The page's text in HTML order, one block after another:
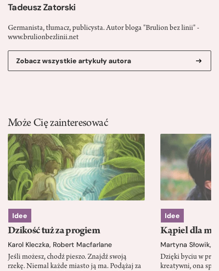
Tadeusz Zatorski
Germanista, tłumacz, publicysta. Autor bloga "Brulion bez linii" -
www.brulionbezlinii.net
Zobacz wszystkie artykuły autora
Może Cię zainteresować
Idee
Dzikość tuż za progiem
Karol Kleczka, Robert Macfarlane
Jeśli możesz, chodź pieszo. Znajdź swoją
rzekę. Niemal każde miasto ją ma. Podążaj za
Idee
Kąpiel dla
Martyna Słowik,
Dzięki byciu w
kreatywni, ona